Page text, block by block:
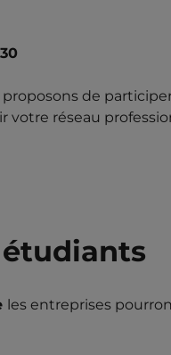
de
votre réseau
les entreprises